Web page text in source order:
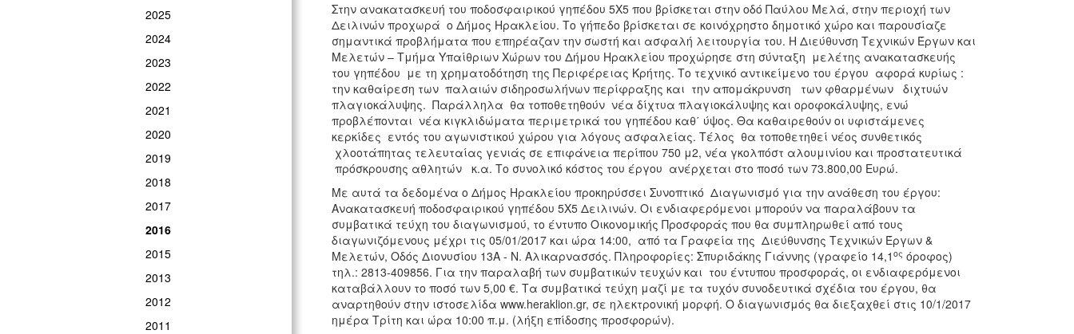
2025
2024
2023
2022
2021
2020
2019
2018
2017
2016
2015
2013
2012
2011
Στην ανακατασκευή του ποδοσφαιρικού γηπέδου 5Χ5 που βρίσκεται στην οδό Παύλου Μελά, στην περιοχή των
Δειλινών προχωρά ο Δήμος Ηρακλείου. Το γήπεδο βρίσκεται σε κοινόχρηστο δημοτικό χώρο και παρουσίαζε
σημαντικά προβλήματα που επηρέαζαν την σωστή και ασφαλή λειτουργία του. Η Διεύθυνση Τεχνικών Έργων και
Μελετών – Τμήμα Υπαίθριων Χώρων του Δήμου Ηρακλείου προχώρησε στη σύνταξη μελέτης ανακατασκευής
του γηπέδου με τη χρηματοδότηση της Περιφέρειας Κρήτης. Το τεχνικό αντικείμενο του έργου αφορά κυρίως :
την καθαίρεση των παλαιών σιδηροσωλήνων περίφραξης και την απομάκρυνση των φθαρμένων διχτυών
πλαγιοκάλυψης. Παράλληλα θα τοποθετηθούν νέα δίχτυα πλαγιοκάλυψης και οροφοκάλυψης, ενώ
προβλέπονται νέα κιγκλιδώματα περιμετρικά του γηπέδου καθ΄ ύψος. Θα καθαιρεθούν οι υφιστάμενες
κερκίδες εντός του αγωνιστικού χώρου για λόγους ασφαλείας. Τέλος θα τοποθετηθεί νέος συνθετικός
χλοοτάπητας τελευταίας γενιάς σε επιφάνεια περίπου 750 μ2, νέα γκολπόστ αλουμινίου και προστατευτικά
πρόσκρουσης αθλητών κ.α. Το συνολικό κόστος του έργου ανέρχεται στο ποσό των 73.800,00 Ευρώ.
Με αυτά τα δεδομένα ο Δήμος Ηρακλείου προκηρύσσει Συνοπτικό Διαγωνισμό για την ανάθεση του έργου:
Ανακατασκευή ποδοσφαιρικού γηπέδου 5Χ5 Δειλινών. Οι ενδιαφερόμενοι μπορούν να παραλάβουν τα
συμβατικά τεύχη του διαγωνισμού, το έντυπο Οικονομικής Προσφοράς που θα συμπληρωθεί από τους
διαγωνιζόμενους μέχρι τις 05/01/2017 και ώρα 14:00, από τα Γραφεία της Διεύθυνσης Τεχνικών Έργων &
Μελετών, Οδός Διονυσίου 13Α - Ν. Αλικαρνασσός. Πληροφορίες: Σπυριδάκης Γιάννης (γραφείο 14,1 ος όροφος)
τηλ.: 2813-409856. Για την παραλαβή των συμβατικών τευχών και του έντυπου προσφοράς, οι ενδιαφερόμενοι
καταβάλλουν το ποσό των 5,00 €. Τα συμβατικά τεύχη μαζί με τα τυχόν συνοδευτικά σχέδια του έργου, θα
αναρτηθούν στην ιστοσελίδα www.heraklion.gr, σε ηλεκτρονική μορφή. Ο διαγωνισμός θα διεξαχθεί στις 10/1/2017
ημέρα Τρίτη και ώρα 10:00 π.μ. (λήξη επίδοσης προσφορών).